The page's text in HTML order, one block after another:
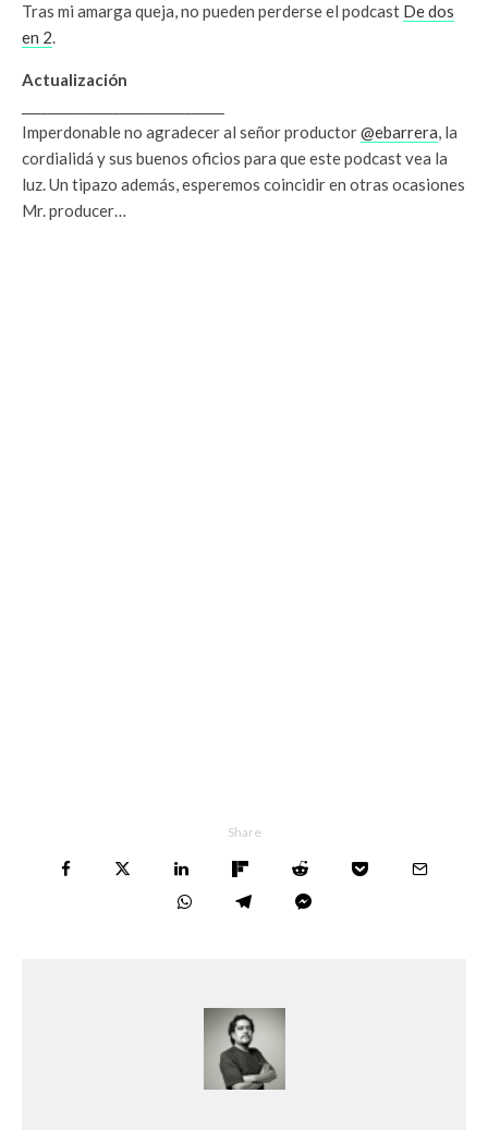
Tras mi amarga queja, no pueden perderse el podcast De dos
en 2.
Actualización
Imperdonable no agradecer al señor productor@ebarrera, la
cordialidá y sus buenos oficios para que este podcast vea la
luz. Un tipazo además, esperemos coincidir en otras ocasiones
Mr. producer…
Share